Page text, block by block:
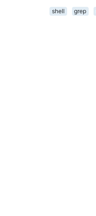
shell grep